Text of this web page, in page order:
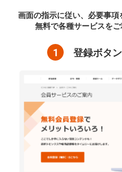
画面の指示に従い、必要事項
無料で各種サービスを
1 登録ボタ